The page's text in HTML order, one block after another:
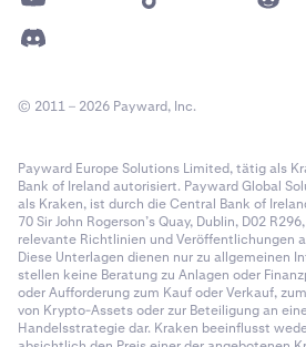
© 2011 – 2026 Payward, Inc.
Payward Europe Solutions Limited, tätig als
Bank of Ireland autorisiert. Payward Global
als Kraken, ist durch die Central Bank of
70 Sir John Rogerson’s Quay, Dublin, D02
relevante Richtlinien und Veröffentlichungen
Diese Unterlagen dienen nur zu allgemeinen
stellen keine Beratung zu Anlagen oder
oder Aufforderung zum Kauf oder Verkauf,
von Krypto-Assets oder zur Beteiligung an
Handelsstrategie dar. Kraken beeinflusst